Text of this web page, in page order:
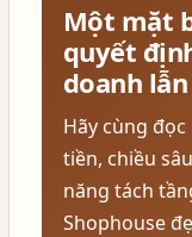
Một mặt
quyết
doanh
Hãy cùng
tiền, chiều
năng tách
Shophouse